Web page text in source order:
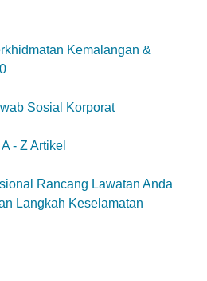
Kemalangan &
Sosial Korporat
- Z Artikel
Rancang Lawatan Anda
Langkah Keselamatan